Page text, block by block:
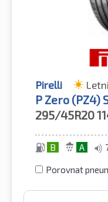
Pirelli
P Zero (PZ4)
295/45R20
B A
Porovnat